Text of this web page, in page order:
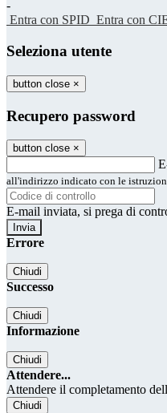
-
Entra con SPID Entra con
Seleziona utente
button close ×
Recupero password
button close ×
all'indirizzo indicato con le
E-mail inviata, si prega di
Errore
Chiudi
Successo
Chiudi
Informazione
Chiudi
Attendere...
Attendere il completamento
Chiudi